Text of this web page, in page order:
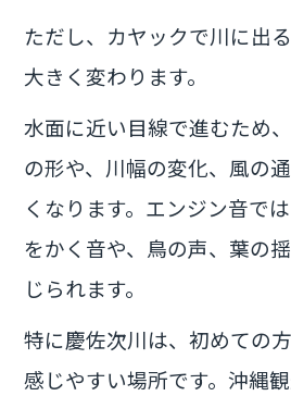
ただし、カヤックで川に出
大きく変わります。
水面に近い目線で進むため
の形や、川幅の変化、風の
くなります。エンジン音で
をかく音や、鳥の声、葉の
じられます。
特に慶佐次川は、初めての
感じやすい場所です。沖縄